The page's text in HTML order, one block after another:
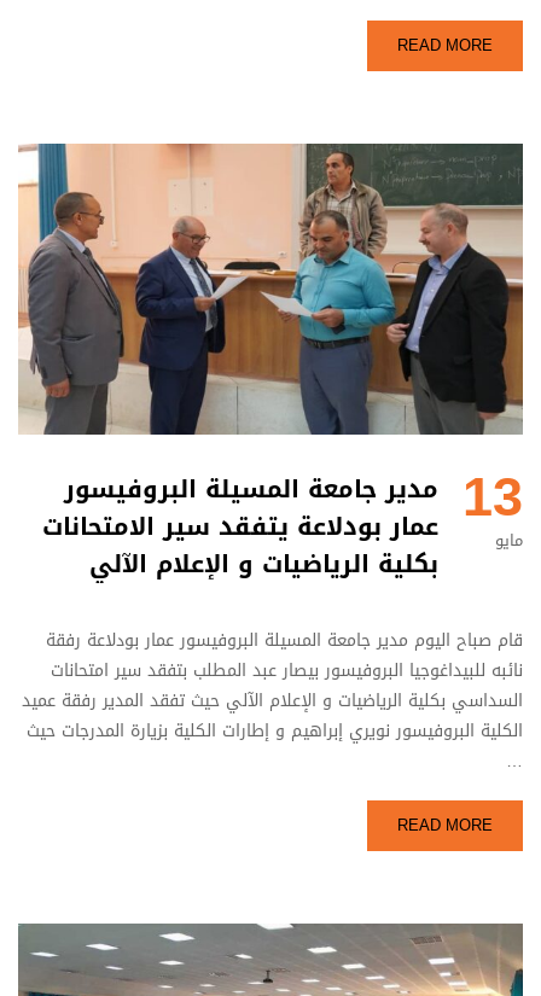
READ MORE
13
مايو
مدير جامعة المسيلة البروفيسور
عمار بودلاعة يتفقد سير الامتحانات
بكلية الرياضيات و الإعلام الآلي
قام صباح اليوم مدير جامعة المسيلة البروفيسور عمار بودلاعة رفقة
نائبه للبيداغوجيا البروفيسور بيصار عبد المطلب بتفقد سير امتحانات
السداسي بكلية الرياضيات و الإعلام الآلي حيث تفقد المدير رفقة عميد
الكلية البروفيسور نويري إبراهيم و إطارات الكلية بزيارة المدرجات حيث
…
READ MORE